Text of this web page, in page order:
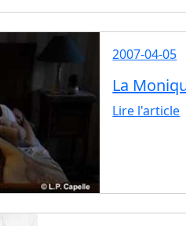
2007-04-05
La
Lire l'article